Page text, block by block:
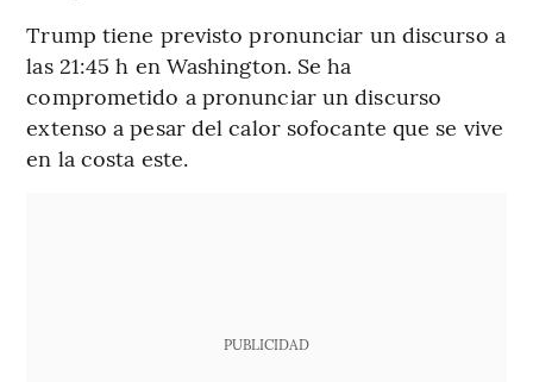
Trump tiene previsto pronunciar un discurso a
las 21:45 h en Washington. Se ha
comprometido a pronunciar un discurso
extenso a pesar del calor sofocante que se vive
en la costa este.
PUBLICIDAD